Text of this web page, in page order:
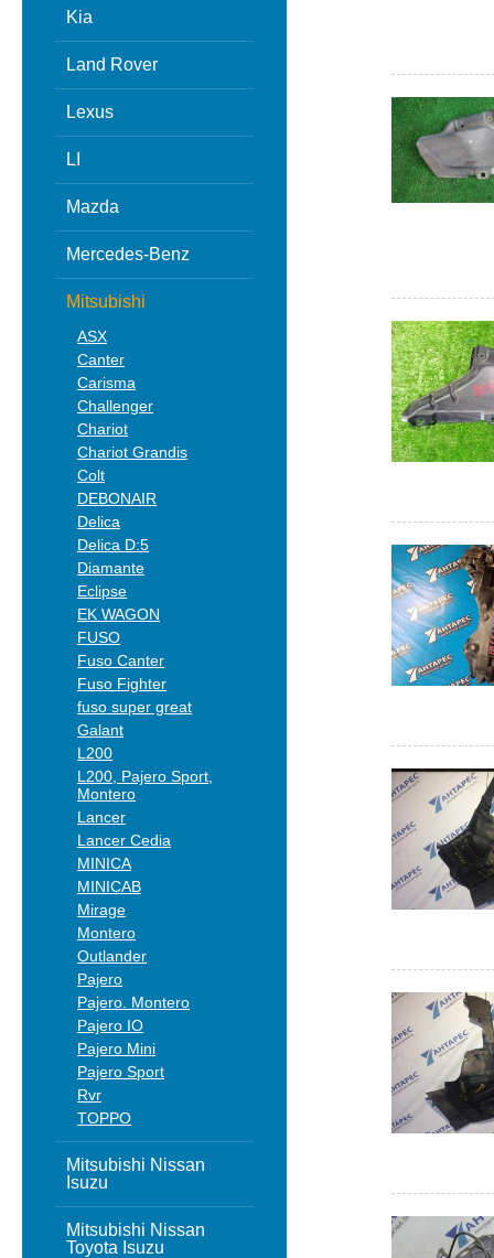
Kia
Land Rover
Lexus
LI
Mazda
Mercedes-Benz
Mitsubishi
ASX
Canter
Carisma
Challenger
Chariot
Chariot Grandis
Colt
DEBONAIR
Delica
Delica D:5
Diamante
Eclipse
EK WAGON
FUSO
Fuso Canter
Fuso Fighter
fuso super great
Galant
L200
L200, Pajero Sport,
Montero
Lancer
Lancer Cedia
MINICA
MINICAB
Mirage
Montero
Outlander
Pajero
Pajero. Montero
Pajero IO
Pajero Mini
Pajero Sport
Rvr
TOPPO
Mitsubishi Nissan
Isuzu
Mitsubishi Nissan
Toyota Isuzu